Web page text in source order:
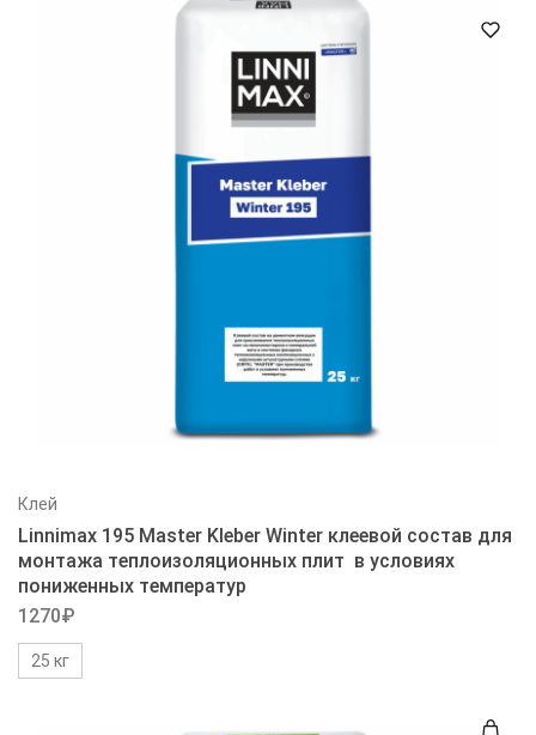
Клей
Linnimax 195 Master Kleber Winter клеевой состав для
монтажа теплоизоляционных плит в условиях
пониженных температур
1270₽
25 кг